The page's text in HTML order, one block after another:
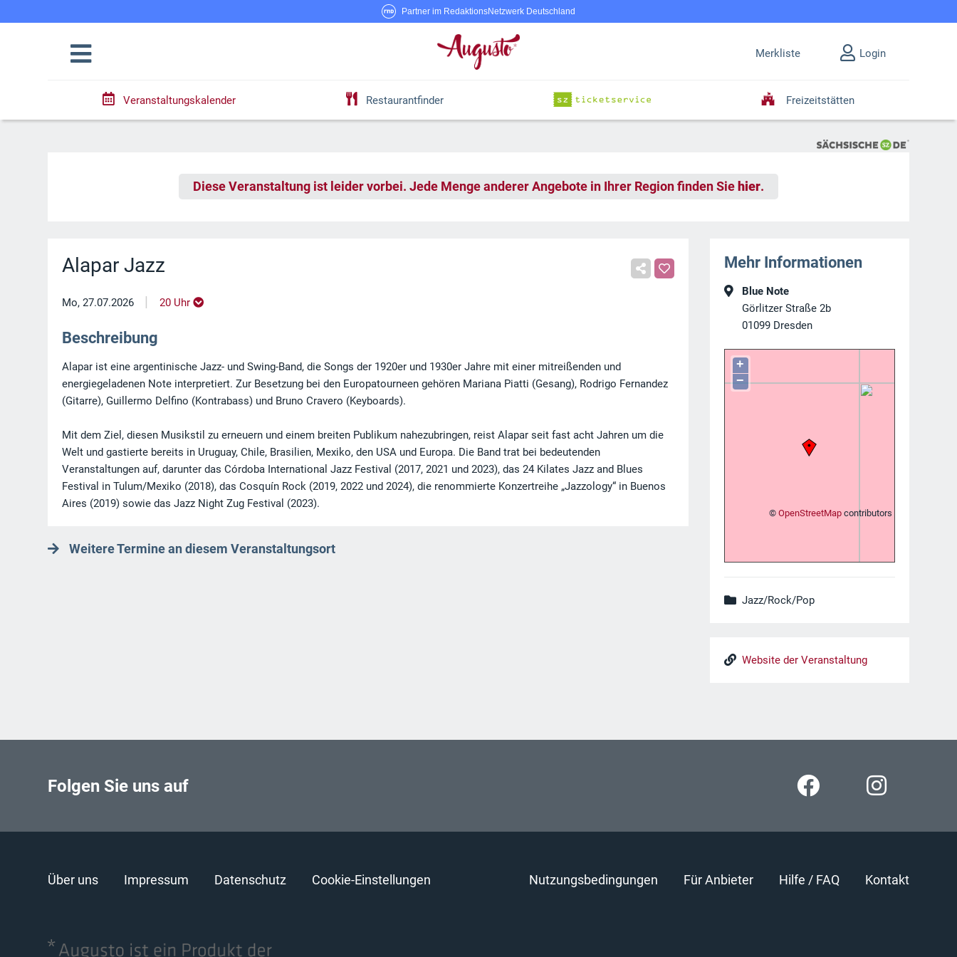
Partner im RedaktionsNetzwerk Deutschland
Merkliste Login
Veranstaltungskalender Restaurantfinder Freizeitstätten
Diese Veranstaltung ist leider vorbei. Jede Menge anderer Angebote in Ihrer Region finden Sie hier.
Alapar Jazz
Mo, 27.07.2026 | 20 Uhr
Beschreibung
Alapar ist eine argentinische Jazz- und Swing-Band, die Songs der 1920er und 1930er Jahre mit einer mitreißenden und
energiegeladenen Note interpretiert. Zur Besetzung bei den Europatourneen gehören Mariana Piatti (Gesang), Rodrigo Fernandez
(Gitarre), Guillermo Delfino (Kontrabass) und Bruno Cravero (Keyboards).
Mit dem Ziel, diesen Musikstil zu erneuern und einem breiten Publikum nahezubringen, reist Alapar seit fast acht Jahren um die
Welt und gastierte bereits in Uruguay, Chile, Brasilien, Mexiko, den USA und Europa. Die Band trat bei bedeutenden
Veranstaltungen auf, darunter das Córdoba International Jazz Festival (2017, 2021 und 2023), das 24 Kilates Jazz and Blues
Festival in Tulum/Mexiko (2018), das Cosquín Rock (2019, 2022 und 2024), die renommierte Konzertreihe „Jazzology“ in Buenos
Aires (2019) sowie das Jazz Night Zug Festival (2023).
Weitere Termine an diesem Veranstaltungsort
Mehr Informationen
Blue Note
Görlitzer Straße 2b
01099 Dresden
+
−
© OpenStreetMapcontributors
Jazz/Rock/Pop
Website der Veranstaltung
Folgen Sie uns auf
Über uns Impressum Datenschutz Cookie-Einstellungen Nutzungsbedingungen Für Anbieter Hilfe / FAQ Kontakt